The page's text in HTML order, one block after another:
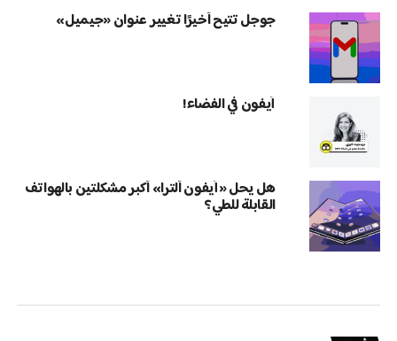
جوجل تتيح أخيرًا تغيير عنوان «جيميل»
آيفون في الفضاء!
هل يحل «آيفون ألترا» أكبر مشكلتين بالهواتف
القابلة للطي؟